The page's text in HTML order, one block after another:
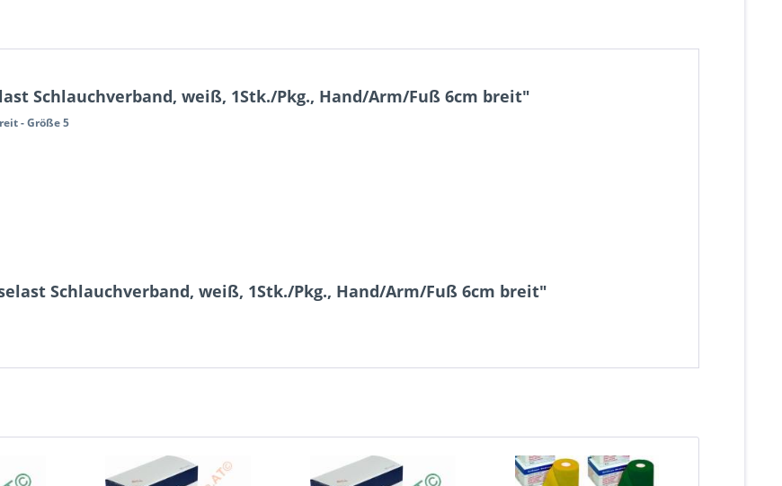
Schlauchverband, weiß, 1Stk./Pkg., Hand/Arm/Fuß 6cm breit"
- Größe 5
Schlauchverband, weiß, 1Stk./Pkg., Hand/Arm/Fuß 6cm breit"